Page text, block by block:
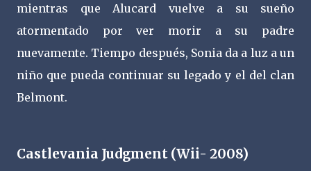
mientras que Alucard vuelve a su sueño
atormentado por ver morir a su padre
nuevamente. Tiempo después, Sonia da a luz a un
niño que pueda continuar su legado y el del clan
Belmont.
Castlevania Judgment (Wii- 2008)